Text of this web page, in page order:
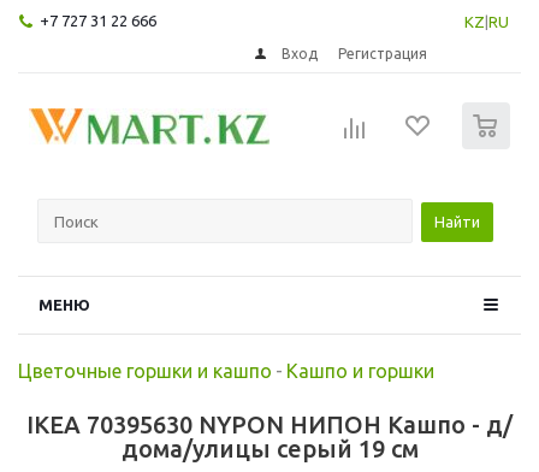
+7 727 31 22 666 KZ RU
Вход Регистрация
Найти
МЕНЮ
Цветочные горшки и кашпо - Кашпо и горшки
IKEA 70395630 NYPON НИПОН Кашпо - д/
дома/улицы серый 19 см